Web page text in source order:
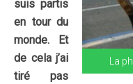
La
suis partis
en tour du
monde. Et
de cela j’ai
tiré pas